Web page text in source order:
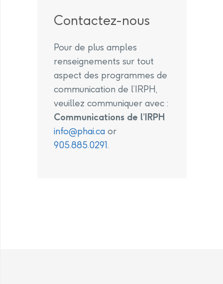
Contactez-nous
Pour de plus amples
renseignements sur tout
aspect des programmes de
communication de l’IRPH,
veuillez communiquer avec :
Communications de l’IRPH
info@phai.ca or
905.885.0291.